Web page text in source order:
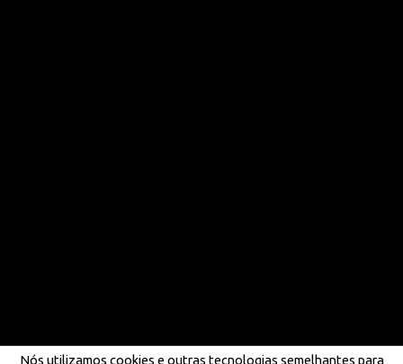
Nós utilizamos cookies e outras tecnologias semelhantes para